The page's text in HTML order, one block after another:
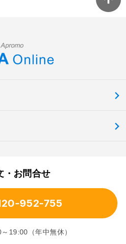
・お問合せ
952-755
19:00（年中無休）